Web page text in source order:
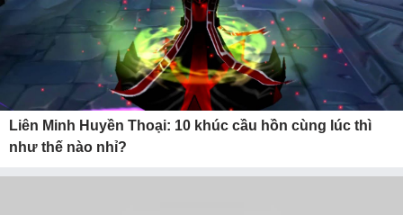
Liên Minh Huyền Thoại: 10 khúc cầu hồn cùng lúc thì
như thế nào nhỉ?